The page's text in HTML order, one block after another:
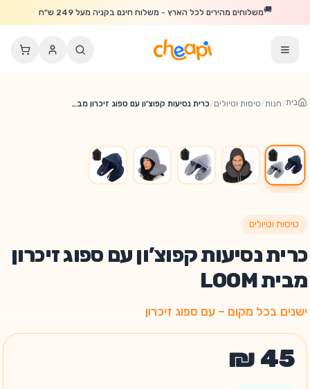
דלג לתוכן הראשי
🚚משלוחים מהירים לכל הארץ - משלוח חינם בקניה מעל 249 ש"ח
בית/חנות/טיסות וטיולים/ כרית נסיעות קפוצ’ון עם ספוג זיכרון מבית LOOM
טיסות וטיולים
כרית נסיעות קפוצ’ון עם ספוג זיכרון
מבית LOOM
ישנים בכל מקום – עם ספוג זיכרון